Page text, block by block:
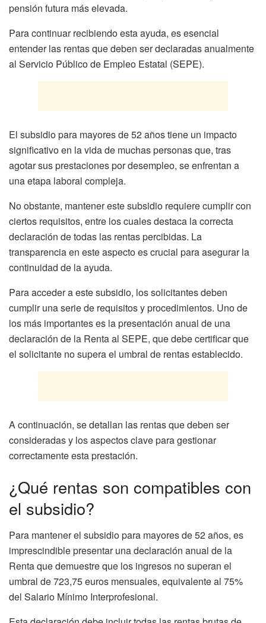
pensión futura más elevada.
Para continuar recibiendo esta ayuda, es esencial
entender las rentas que deben ser declaradas anualmente
al Servicio Público de Empleo Estatal (SEPE).
El subsidio para mayores de 52 años tiene un impacto
significativo en la vida de muchas personas que, tras
agotar sus prestaciones por desempleo, se enfrentan a
una etapa laboral compleja.
No obstante, mantener este subsidio requiere cumplir con
ciertos requisitos, entre los cuales destaca la correcta
declaración de todas las rentas percibidas. La
transparencia en este aspecto es crucial para asegurar la
continuidad de la ayuda.
Para acceder a este subsidio, los solicitantes deben
cumplir una serie de requisitos y procedimientos. Uno de
los más importantes es la presentación anual de una
declaración de la Renta al SEPE, que debe certificar que
el solicitante no supera el umbral de rentas establecido.
A continuación, se detallan las rentas que deben ser
consideradas y los aspectos clave para gestionar
correctamente esta prestación.
¿Qué rentas son compatibles con
el subsidio?
Para mantener el subsidio para mayores de 52 años, es
imprescindible presentar una declaración anual de la
Renta que demuestre que los ingresos no superan el
umbral de 723,75 euros mensuales, equivalente al 75%
del Salario Mínimo Interprofesional.